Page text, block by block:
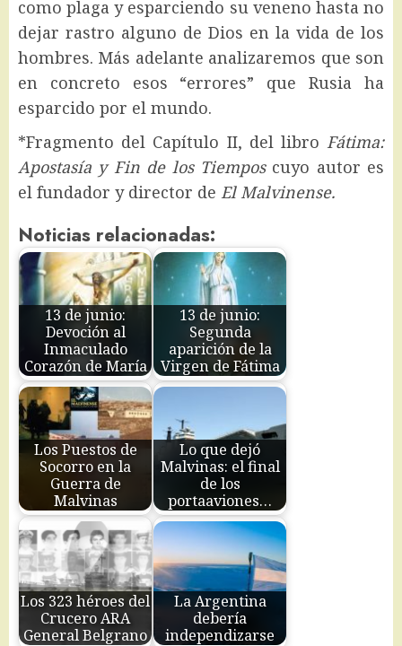
como plaga y esparciendo su veneno hasta no
dejar rastro alguno de Dios en la vida de los
hombres. Más adelante analizaremos que son
en concreto esos “errores” que Rusia ha
esparcido por el mundo.
*Fragmento del Capítulo II, del libro Fátima:
Apostasía y Fin de los Tiempos cuyo autor es
el fundador y director de El Malvinense.
Noticias relacionadas:
13 de junio:
Devoción al
Inmaculado
Corazón de María
13 de junio:
Segunda
aparición de la
Virgen de Fátima
Los Puestos de
Socorro en la
Guerra de
Malvinas
Lo que dejó
Malvinas: el final
de los
portaaviones…
Los 323 héroes del
Crucero ARA
General Belgrano
La Argentina
debería
independizarse